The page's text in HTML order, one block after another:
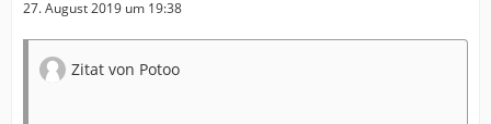
27. August 2019 um 19:38
Zitat von Potoo